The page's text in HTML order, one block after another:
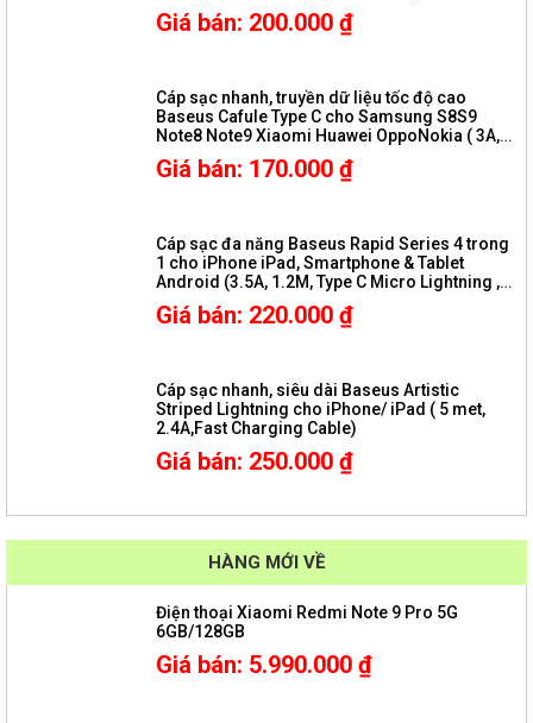
Giá bán: 200.000 ₫
Cáp sạc nhanh, truyền dữ liệu tốc độ cao
Baseus Cafule Type C cho Samsung S8S9
Note8 Note9 Xiaomi Huawei OppoNokia ( 3A,
Giá bán: 170.000 ₫
Cáp sạc đa năng Baseus Rapid Series 4 trong
1 cho iPhone iPad, Smartphone & Tablet
Android (3.5A, 1.2M, Type C Micro Lightning ,
Giá bán: 220.000 ₫
Cáp sạc nhanh, siêu dài Baseus Artistic
Striped Lightning cho iPhone/ iPad ( 5 met,
2.4A,Fast Charging Cable)
Giá bán: 250.000 ₫
HÀNG MỚI VỀ
Điện thoại Xiaomi Redmi Note 9 Pro 5G
6GB/128GB
Giá bán: 5.990.000 ₫